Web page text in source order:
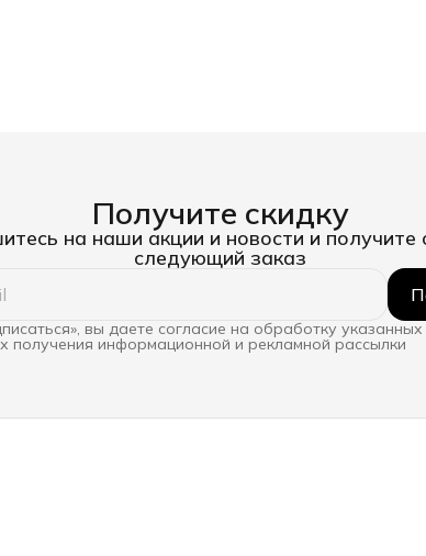
Получите скидку
на наши акции и новости и получите
следующий заказ
вы даете согласие на обработку
получения информационной и рекламной рассылки